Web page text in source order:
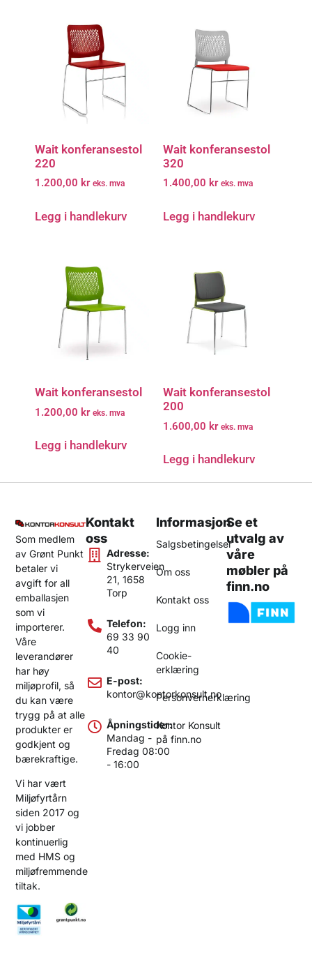
Wait konferansestol
220
1.200,00 kr eks. mva
Legg i handlekurv
Wait konferansestol
320
1.400,00 kr eks. mva
Legg i handlekurv
Wait konferansestol
1.200,00 kr eks. mva
Legg i handlekurv
Wait konferansestol
200
1.600,00 kr eks. mva
Legg i handlekurv
Som medlem
av Grønt Punkt
betaler vi
avgift for all
emballasjen
som vi
importerer.
Våre
leverandører
har høy
miljøprofil, så
du kan være
trygg på at alle
produkter er
godkjent og
bærekraftige.
Vi har vært
Miljøfyrtårn
siden 2017 og
vi jobber
kontinuerlig
med HMS og
miljøfremmende
tiltak.
Kontakt
oss
Adresse:
Strykerveien
21, 1658
Torp
Telefon:
69 33 90
40
E-post:
kontor@kontorkonsult.no
Åpningstider:
Mandag -
Fredag 08:00
- 16:00
Informasjon
Salgsbetingelser
Om oss
Kontakt oss
Logg inn
Cookie-
erklæring
Personvernerklæring
Kontor Konsult
på finn.no
Se et
utvalg av
våre
møbler på
finn.no